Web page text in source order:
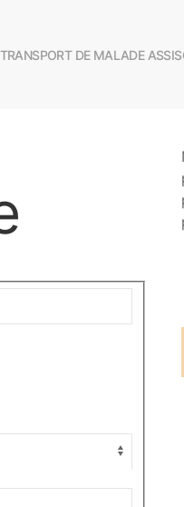
TRANSPORT DE MALADE ASSIS